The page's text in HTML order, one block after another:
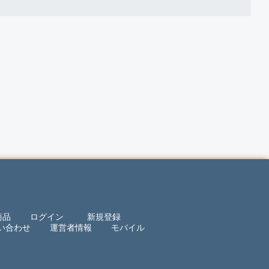
品 ログイン
新規登録
合わせ
運営者情報 モバイル